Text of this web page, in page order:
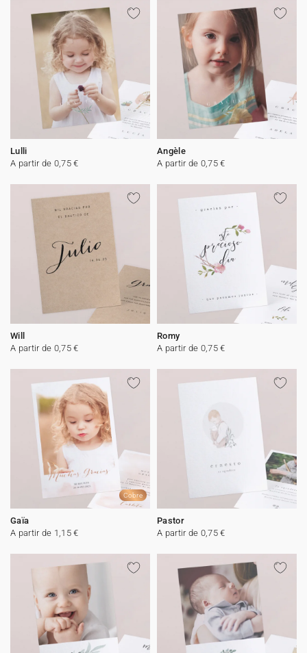
Lulli
A partir de 0,75 €
Angèle
A partir de 0,75 €
Will
A partir de 0,75 €
Romy
A partir de 0,75 €
Cobre
Gaïa
A partir de 1,15 €
Pastor
A partir de 0,75 €